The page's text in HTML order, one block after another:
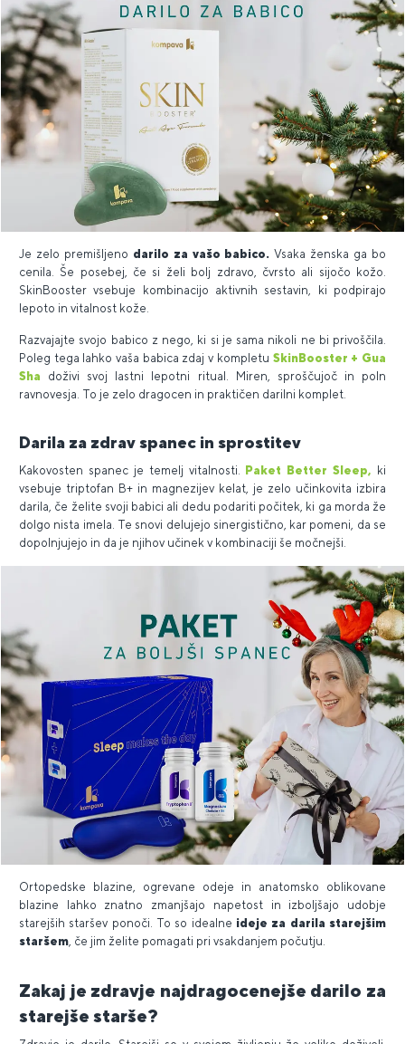
Je zelo premišljeno darilo za vašo babico.Vsaka ženska ga bo
cenila. Še posebej, če si želi bolj zdravo, čvrsto ali sijočo kožo.
SkinBooster vsebuje kombinacijo aktivnih sestavin, ki podpirajo
lepoto in vitalnost kože.
Razvajajte svojo babico z nego, ki si je sama nikoli ne bi privoščila.
Poleg tega lahko vaša babica zdaj v kompletu SkinBooster + Gua
Sha doživi svoj lastni lepotni ritual. Miren, sproščujoč in poln
ravnovesja. To je zelo dragocen in praktičen darilni komplet.
Darila za zdrav spanec in sprostitev
Kakovosten spanec je temelj vitalnosti. Paket Better Sleep, ki
vsebuje triptofan B+ in magnezijev kelat, je zelo učinkovita izbira
darila, če želite svoji babici ali dedu podariti počitek, ki ga morda že
dolgo nista imela. Te snovi delujejo sinergistično, kar pomeni, da se
dopolnjujejo in da je njihov učinek v kombinaciji še močnejši.
Ortopedske blazine, ogrevane odeje in anatomsko oblikovane
blazine lahko znatno zmanjšajo napetost in izboljšajo udobje
starejših staršev ponoči. To so idealne ideje za darila starejšim
staršem, če jim želite pomagati pri vsakdanjem počutju.
Zakaj je zdravje najdragocenejše darilo za
starejše starše?